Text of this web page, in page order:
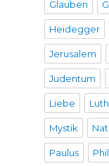
Glauben
Heidegger
Jerusalem
Judentum
Liebe
Mystik
Paulus